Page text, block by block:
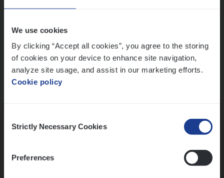
We use cookies
By clicking “Accept all cookies”, you agree to the storing
of cookies on your device to enhance site navigation,
analyze site usage, and assist in our marketing efforts.
Cookie policy
Selection
Strictly Necessary Cookies
Preferences